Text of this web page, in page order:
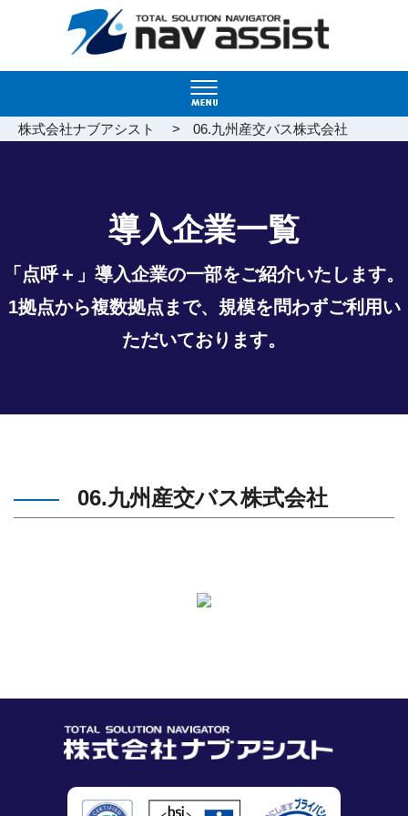
株式会社ナブアシスト > 06.九州産交バス株式会社
導入企業一覧
「点呼＋」導入企業の一部をご紹介いたします。
1拠点から複数拠点まで、規模を問わずご利用い
ただいております。
06.九州産交バス株式会社